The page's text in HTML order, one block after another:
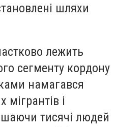
шляхи
лежить
сегменту кордону
намагався
і
тисячі людей